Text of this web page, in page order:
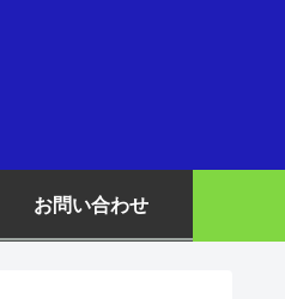
お問い合わせ